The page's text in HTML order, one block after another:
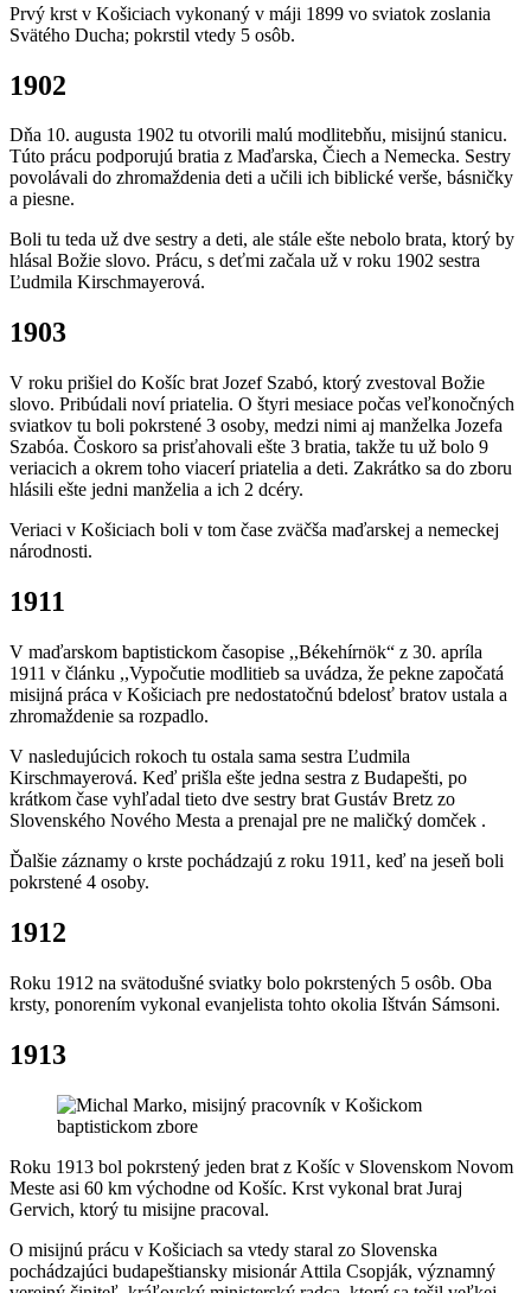
Prvý krst v Košiciach vykonaný v máji 1899 vo sviatok zoslania
Svätého Ducha; pokrstil vtedy 5 osôb.
1902
Dňa 10. augusta 1902 tu otvorili malú modlitebňu, misijnú stanicu.
Túto prácu podporujú bratia z Maďarska, Čiech a Nemecka. Sestry
povolávali do zhromaždenia deti a učili ich biblické verše, básničky
a piesne.
Boli tu teda už dve sestry a deti, ale stále ešte nebolo brata, ktorý by
hlásal Božie slovo. Prácu, s deťmi začala už v roku 1902 sestra
Ľudmila Kirschmayerová.
1903
V roku prišiel do Košíc brat Jozef Szabó, ktorý zvestoval Božie
slovo. Pribúdali noví priatelia. O štyri mesiace počas veľkonočných
sviatkov tu boli pokrstené 3 osoby, medzi nimi aj manželka Jozefa
Szabóa. Čoskoro sa prisťahovali ešte 3 bratia, takže tu už bolo 9
veriacich a okrem toho viacerí priatelia a deti. Zakrátko sa do zboru
hlásili ešte jedni manželia a ich 2 dcéry.
Veriaci v Košiciach boli v tom čase zväčša maďarskej a nemeckej
národnosti.
1911
V maďarskom baptistickom časopise ,,Békehírnök“ z 30. apríla
1911 v článku ,,Vypočutie modlitieb sa uvádza, že pekne započatá
misijná práca v Košiciach pre nedostatočnú bdelosť bratov ustala a
zhromaždenie sa rozpadlo.
V nasledujúcich rokoch tu ostala sama sestra Ľudmila
Kirschmayerová. Keď prišla ešte jedna sestra z Budapešti, po
krátkom čase vyhľadal tieto dve sestry brat Gustáv Bretz zo
Slovenského Nového Mesta a prenajal pre ne maličký domček .
Ďalšie záznamy o krste pochádzajú z roku 1911, keď na jeseň boli
pokrstené 4 osoby.
1912
Roku 1912 na svätodušné sviatky bolo pokrstených 5 osôb. Oba
krsty, ponorením vykonal evanjelista tohto okolia Ištván Sámsoni.
1913
Roku 1913 bol pokrstený jeden brat z Košíc v Slovenskom Novom
Meste asi 60 km východne od Košíc. Krst vykonal brat Juraj
Gervich, ktorý tu misijne pracoval.
O misijnú prácu v Košiciach sa vtedy staral zo Slovenska
pochádzajúci budapeštiansky misionár Attila Csopják, významný